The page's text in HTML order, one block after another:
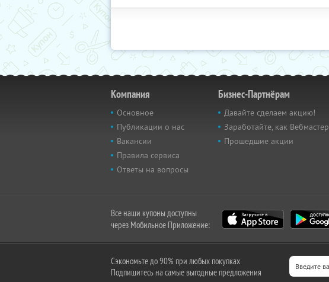
Компания
Основное
Публикации о нас
Вакансии
Правила сервиса
Ответы на вопросы
Бизнес-Партнёрам
Давайте сделаем акцию!
Заработайте, как Вебмастер
Прошедшие акции
Все наши купоны доступны
через Мобильное Приложение:
Сэкономьте до 90% при любых покупках
Подпишитесь на самые выгодные предложения